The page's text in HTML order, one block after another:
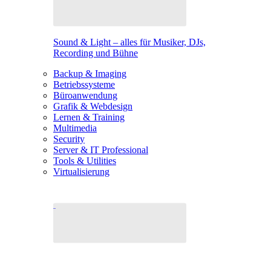
Sound & Light – alles für Musiker, DJs,
Recording und Bühne
Backup & Imaging
Betriebssysteme
Büroanwendung
Grafik & Webdesign
Lernen & Training
Multimedia
Security
Server & IT Professional
Tools & Utilities
Virtualisierung